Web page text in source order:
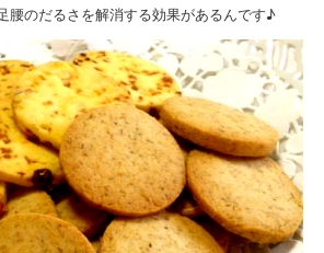
腰のだるさを解消する効果があるんです♪